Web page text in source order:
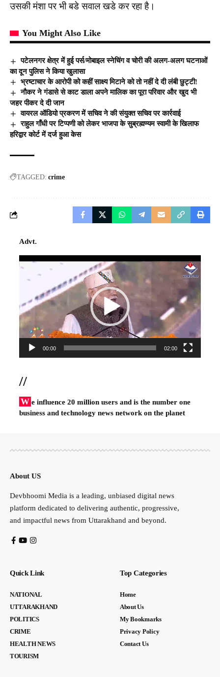
उसकी मंशा पर भी बडे सवाल खडे कर रहा है।
You Might Also Like
पटेलनगर क्षेत्र में हुई पर्स/मोबाइल स्नेचिंग व चोरी की अलग-अलग घटनाओं
का दून पुलिस ने किया खुलासा
भ्रष्टाचार के आरोपी को कहीं साक्ष्य मिटाने को तो नहीं दे दी लंबी छुट्टी!
नौकर ने गंडासे से काट डाला अपने मालिक का पूरा परिवार और खुद भी
जहर पीकर दे दी जान
वायरल ऑडियो प्रकरण में सचिव ने की संयुक्त सचिव पर कार्रवाई
राहुल गाँधी पर टिप्पणी को लेकर भाजपा के सुब्रह्मण्यम स्वामी के खिलाफ
हरिद्वार कोर्ट में दर्ज हुआ केस
TAGGED: crime
Advt.
Video
00:00 02:00
//
W e influence 20 million users and is the number one
business and technology news network on the planet
About US
Devbhoomi Media is a leading, unbiased digital news
platform dedicated to delivering authentic, progressive,
and impactful news from Uttarakhand and beyond.
Quick Link
NATIONAL
UTTARAKHAND
POLITICS
CRIME
HEALTH NEWS
TOURISM
Top Categories
Home
About Us
My Bookmarks
Privacy Policy
Contact Us